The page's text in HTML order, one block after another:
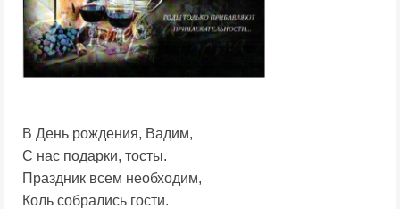
В День рождения, Вадим,
С нас подарки, тосты.
Праздник всем необходим,
Коль собрались гости.